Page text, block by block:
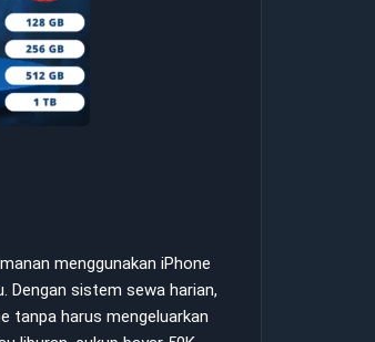
menggunakan iPhone
Dengan sistem sewa harian,
tanpa harus mengeluarkan